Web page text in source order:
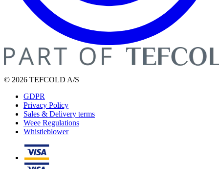
© 2026 TEFCOLD A/S
GDPR
Privacy Policy
Sales & Delivery terms
Weee Regulations
Whistleblower